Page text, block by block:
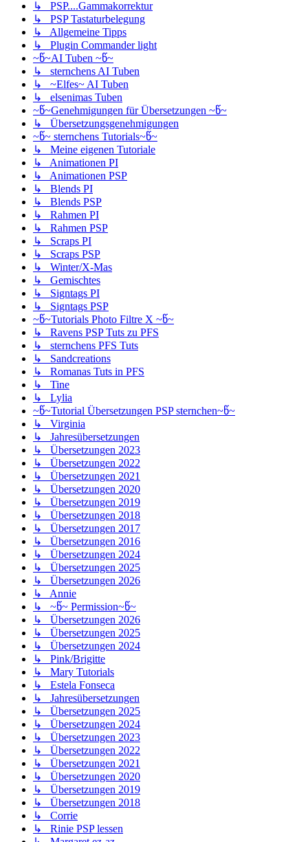
↳ PSP....Gammakorrektur
↳ PSP Tastaturbelegung
↳ Allgemeine Tipps
↳ Plugin Commander light
~წ~AI Tuben ~წ~
↳ sternchens AI Tuben
↳ ~Elfes~ AI Tuben
↳ elsenimas Tuben
~წ~Genehmigungen für Übersetzungen ~წ~
↳ Übersetzungsgenehmigungen
~წ~ sternchens Tutorials~წ~
↳ Meine eigenen Tutoriale
↳ Animationen PI
↳ Animationen PSP
↳ Blends PI
↳ Blends PSP
↳ Rahmen PI
↳ Rahmen PSP
↳ Scraps PI
↳ Scraps PSP
↳ Winter/X-Mas
↳ Gemischtes
↳ Signtags PI
↳ Signtags PSP
~წ~Tutorials Photo Filtre X ~წ~
↳ Ravens PSP Tuts zu PFS
↳ sternchens PFS Tuts
↳ Sandcreations
↳ Romanas Tuts in PFS
↳ Tine
↳ Lylia
~წ~Tutorial Übersetzungen PSP sternchen~წ~
↳ Virginia
↳ Jahresübersetzungen
↳ Übersetzungen 2023
↳ Übersetzungen 2022
↳ Übersetzungen 2021
↳ Übersetzungen 2020
↳ Übersetzungen 2019
↳ Übersetzungen 2018
↳ Übersetzungen 2017
↳ Übersetzungen 2016
↳ Übersetzungen 2024
↳ Übersetzungen 2025
↳ Übersetzungen 2026
↳ Annie
↳ ~წ~ Permission~წ~
↳ Übersetzungen 2026
↳ Übersetzungen 2025
↳ Übersetzungen 2024
↳ Pink/Brigitte
↳ Mary Tutorials
↳ Estela Fonseca
↳ Jahresübersetzungen
↳ Übersetzungen 2025
↳ Übersetzungen 2024
↳ Übersetzungen 2023
↳ Übersetzungen 2022
↳ Übersetzungen 2021
↳ Übersetzungen 2020
↳ Übersetzungen 2019
↳ Übersetzungen 2018
↳ Corrie
↳ Rinie PSP lessen